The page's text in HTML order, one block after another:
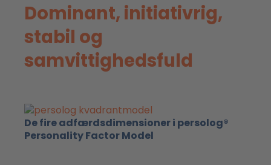
Dominant, initiativrig,
stabil og
samvittighedsfuld
De fire adfærdsdimensioner i persolog®
Personality Factor Model